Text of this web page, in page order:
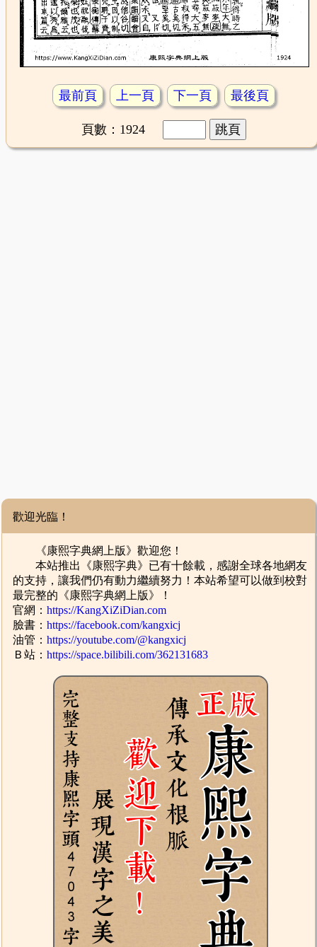
最前頁 上一頁 下一頁 最後頁
頁數：1924
歡迎光臨！
《康熙字典網上版》歡迎您！
本站推出《康熙字典》已有十餘載，感謝全球各地網友
的支持，讓我們仍有動力繼續努力！本站希望可以做到校對
最完整的《康熙字典網上版》！
官網：https://KangXiZiDian.com
臉書：https://facebook.com/kangxicj
油管：https://youtube.com/@kangxicj
Ｂ站：https://space.bilibili.com/362131683